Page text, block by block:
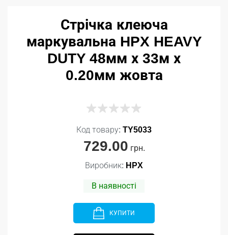
Стрічка клеюча
маркувальна HPX HEAVY
DUTY 48мм х 33м х
0.20мм жовта
Код товару: TY5033
729.00 грн.
Виробник: HPX
В наявності
КУПИТИ